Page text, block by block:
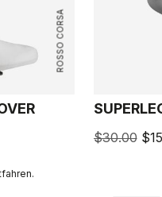
ROSSO CORSA
$30.00